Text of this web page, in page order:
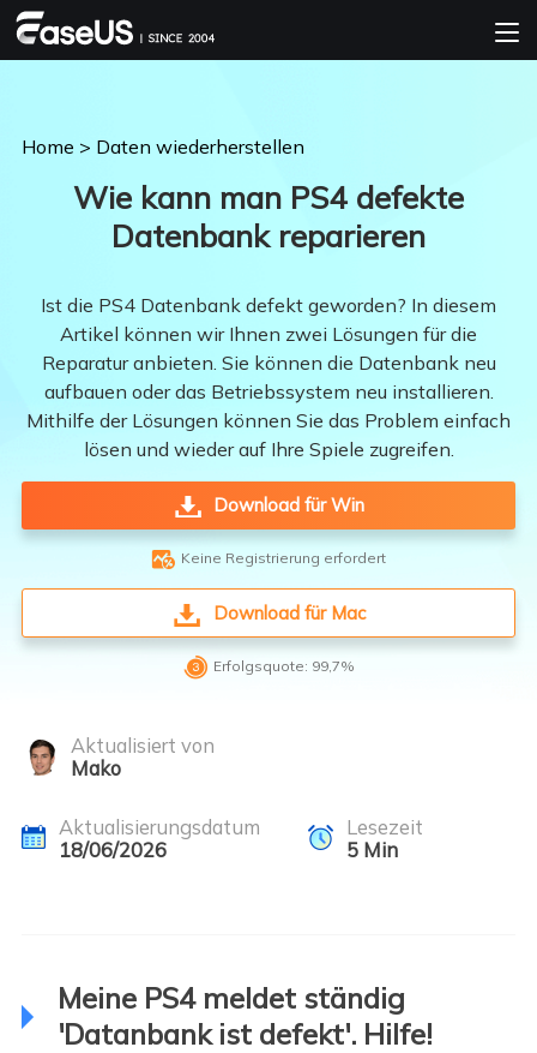
Home > Daten wiederherstellen
Wie kann man PS4 defekte
Datenbank reparieren
Ist die PS4 Datenbank defekt geworden? In diesem
Artikel können wir Ihnen zwei Lösungen für die
Reparatur anbieten. Sie können die Datenbank neu
aufbauen oder das Betriebssystem neu installieren.
Mithilfe der Lösungen können Sie das Problem einfach
lösen und wieder auf Ihre Spiele zugreifen.
Download für Win
 Keine Registrierung erfordert
Download für Mac
 Erfolgsquote: 99,7%
Aktualisiert von
Mako
Aktualisierungsdatum
18/06/2026
Lesezeit
5Min
Meine PS4 meldet ständig
'Datanbank ist defekt'. Hilfe!